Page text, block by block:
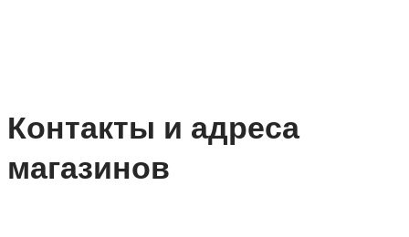
Контакты и адреса
магазинов